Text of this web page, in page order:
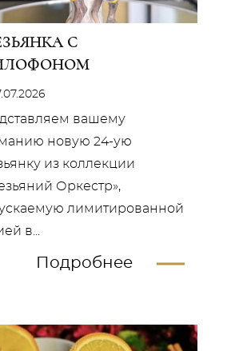
С
вашему
новую 24-ую
из коллекции
Оркестр»,
лимитированной
в...
Подробнее